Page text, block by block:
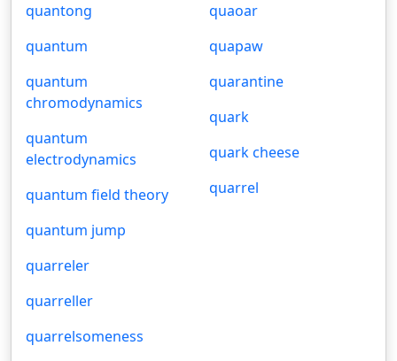
quantong
quantum
quantum
chromodynamics
quantum
electrodynamics
quantum field theory
quantum jump
quaoar
quapaw
quarantine
quark
quark cheese
quarrel
quarreler
quarreller
quarrelsomeness